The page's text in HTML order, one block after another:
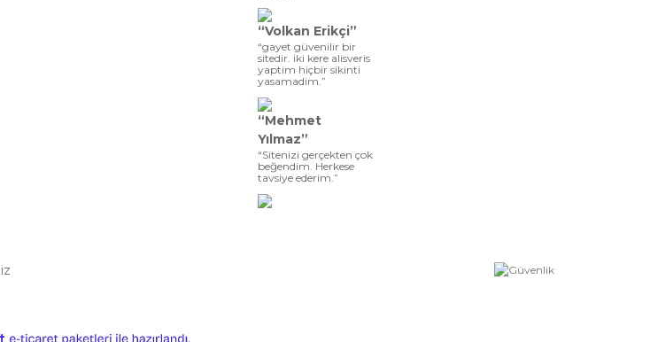
“Volkan Erikçi”
“gayet güvenilir bir
sitedir. iki kere alisveris
yaptim hiçbir sikinti
yasamadim.”
“Mehmet
Yılmaz”
“Sitenizi gerçekten çok
beğendim. Herkese
tavsiye ederim.”
ideasoft e-